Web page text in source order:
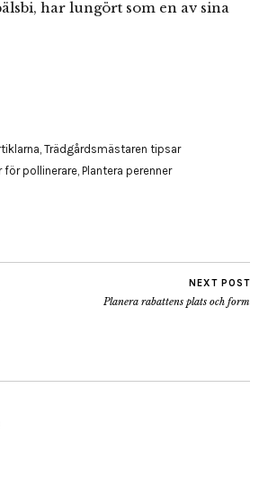
har lungört som en av sina
, Trädgårdsmästaren tipsar
för pollinerare, Plantera perenner
NEXT POST
Planera rabattens plats och form